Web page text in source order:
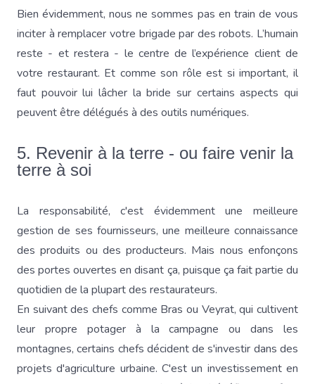
Bien évidemment, nous ne sommes pas en train de vous
inciter à remplacer votre brigade par des robots. L’humain
reste - et restera - le centre de l’expérience client de
votre restaurant. Et comme son rôle est si important, il
faut pouvoir lui lâcher la bride sur certains aspects qui
peuvent être délégués à des outils numériques.
5. Revenir à la terre - ou faire venir la
terre à soi
La responsabilité, c'est évidemment une meilleure
gestion de ses fournisseurs, une meilleure connaissance
des produits ou des producteurs. Mais nous enfonçons
des portes ouvertes en disant ça, puisque ça fait partie du
quotidien de la plupart des restaurateurs.
En suivant des chefs comme Bras ou Veyrat, qui cultivent
leur propre potager à la campagne ou dans les
montagnes, certains chefs décident de s'investir dans des
projets d'agriculture urbaine. C'est un investissement en